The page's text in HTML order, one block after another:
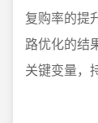
复购率的提
路优化的结
关键变量，